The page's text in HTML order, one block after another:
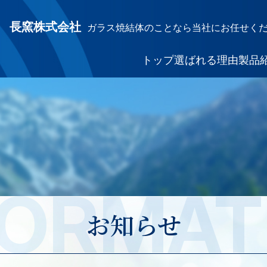
長窯株式会社 ガラス焼結体のことなら当社にお任せく
トップ選ばれる理由製品
お知らせ